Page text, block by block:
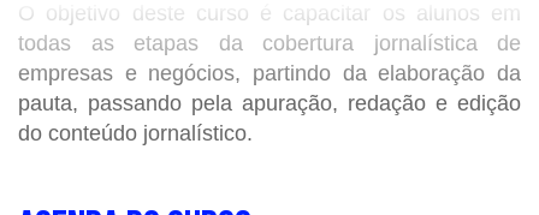
O objetivo deste curso é capacitar os alunos em
todas as etapas da cobertura jornalística de
empresas e negócios, partindo da elaboração da
pauta, passando pela apuração, redação e edição
do conteúdo jornalístico.